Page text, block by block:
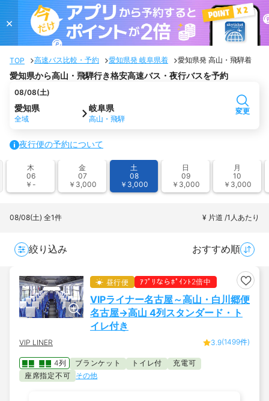
×
TOP 高速バス比較・予約 愛知県発 岐阜県着 愛知県発 高山・飛騨着
愛知県から高山・飛騨行き格安高速バス・夜行バスを予約
08/08(土)
愛知県
全域
岐阜県
高山・飛騨
変更
夜行便の予約について
木
06
￥-
金
07
￥3,000
土
08
￥3,000
日
09
￥3,000
月
10
￥3,000
08/08(土) 全1件 ¥ 片道 /1人あたり
絞り込み おすすめ順
昼行便 ｱﾌﾟﾘならﾎﾟｲﾝﾄ2倍中
VIPライナー名古屋～高山・白川郷便
名古屋→高山 4列スタンダード・ト
イレ付き
VIP LINER 3.9(1499件)
4列 ブランケット トイレ付
充電可
座席指定不可
その他